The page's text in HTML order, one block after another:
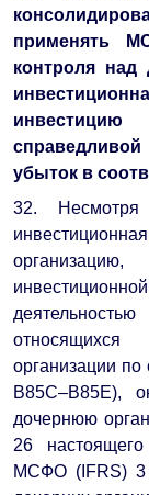
применять
контроля над
убыток в
32.
относящихся
организации
В85С–B85E),
дочернюю
26
МСФО (IFRS) 3